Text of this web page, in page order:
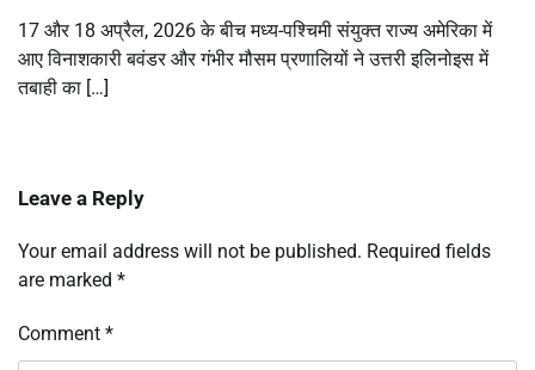
17 और 18 अप्रैल, 2026 के बीच मध्य-पश्चिमी संयुक्त राज्य अमेरिका में
आए विनाशकारी बवंडर और गंभीर मौसम प्रणालियों ने उत्तरी इलिनोइस में
तबाही का […]
Leave a Reply
Your email address will not be published. Required fields
are marked *
Comment *